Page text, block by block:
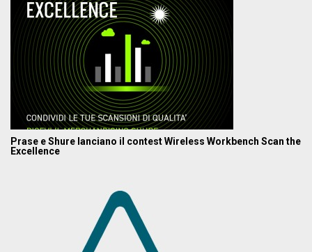
Prase e Shure lanciano il contest Wireless Workbench Scan the
Excellence